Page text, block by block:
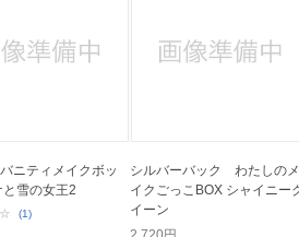
ニティメイクボッ
と雪の女王2
(1)
シルバーバック わたしのメ
イクごっこBOX シャイニーク
イーン